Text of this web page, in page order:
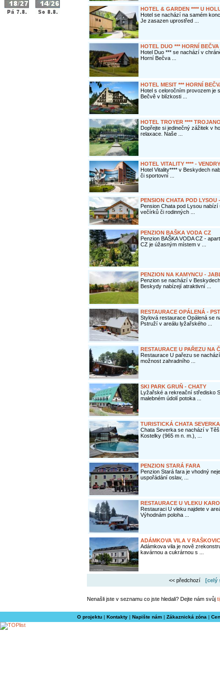
HOTEL & GARDEN **** U
Hotel se nachází na samém
Je zasazen uprostřed ...
HOTEL DUO *** HORNÍ BEČVA
Hotel Duo *** se nachází v
Horní Bečva ...
HOTEL MESIT *** HORNÍ
Hotel s celoročním provozem je
Bečvě v blízkosti ...
HOTEL TROYER ****
Dopřejte si jedinečný zážitek v
relaxace. Naše ...
HOTEL VITALITY **** -
Hotel Vitality**** v Beskydech
či sportovní ...
PENSION CHATA POD LYSOU
Pension Chata pod Lysou
večírků či rodinných ...
PENZION BAŠKA VODA CZ
Penzion BAŠKA VODA CZ -
CZ je úžasným místem v ...
PENZION NA KAMYNCU -
Penzion se nachází v
Beskydy nabízejí atraktivní ...
RESTAURACE OPÁLENÁ -
Stylová restaurace Opálená se
Pstruží v areálu lyžařského ...
RESTAURACE U PAŘEZU NA
Restaurace U pařezu se
možnost zahradního ...
SKI PARK GRUŇ - CHATY
Lyžařské a rekreační středisko
malebném údolí potoka ...
TURISTICKÁ CHATA
Chata Severka se nachází v
Kostelky (965 m n. m.), ...
PENZION STARÁ FARA
Penzion Stará fara je vhodný
uspořádání oslav, ...
RESTAURACE U VLEKU
Restauraci U vleku najdete v
Výhodnám poloha ...
ADÁMKOVA VILA V
Adámkova vila je nově
kavárnou a cukrárnou s ...
<< předchozí [celý
Nenašli jste v seznamu co jste hledali? Dejte nám svůj
O projektu| Kontakty| Napište nám| Zákaznická zóna |